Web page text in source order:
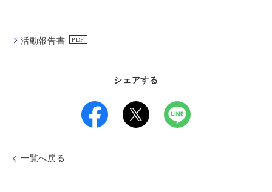
活動報告書
シェアする
一覧へ戻る